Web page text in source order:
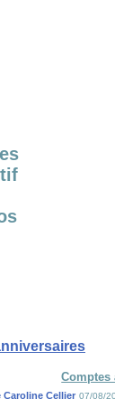
Comptes
Caroline Cellier 07/08/